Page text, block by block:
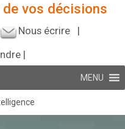
vos décisions
Nous écrire|
|
MENU